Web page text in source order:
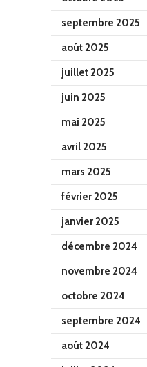
septembre 2025
août 2025
juillet 2025
juin 2025
mai 2025
avril 2025
mars 2025
février 2025
janvier 2025
décembre 2024
novembre 2024
octobre 2024
septembre 2024
août 2024